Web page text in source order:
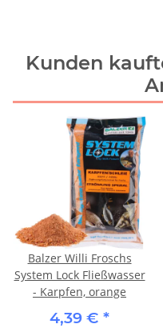
Kunden
Balzer Willi Froschs
System Lock Fließwasser
- Karpfen, orange
4,39 € *